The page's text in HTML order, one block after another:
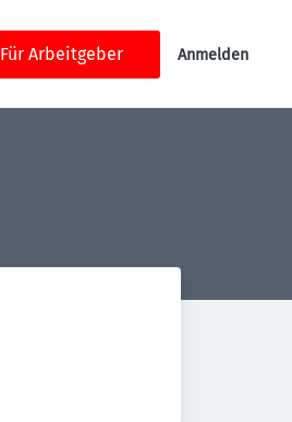
Für Arbeitgeber Anmelden